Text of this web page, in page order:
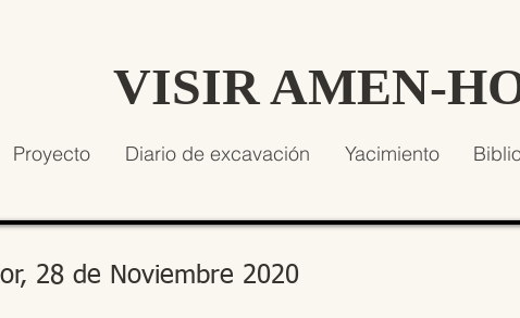
VISIR AMEN-
Proyecto Diario de excavación Yacimiento
28 de Noviembre 2020